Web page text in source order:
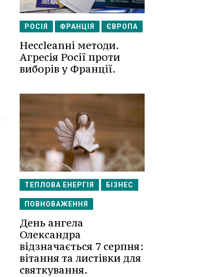
РОСІЯ ФРАНЦІЯ ЄВРОПА
Несcleanні методи.
Агресія Росії проти
виборів у Франції.
ТЕПЛОВА ЕНЕРГІЯ БІЗНЕС
ПОВНОВАЖЕННЯ
День ангела
Олександра
відзначається 7 серпня:
вітання та листівки для
святкування.